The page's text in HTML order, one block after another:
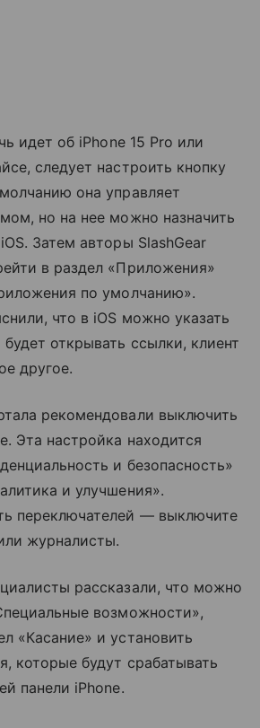
идет об iPhone 15 Pro или
следует настроить кнопку
она управляет
но на нее можно назначить
Затем авторы SlashGear
в раздел «Приложения»
по умолчанию».
что в iOS можно указать
открывать ссылки, клиент
другое.
рекомендовали выключить
Эта настройка находится
и безопасность»
и улучшения».
переключателей — выключите
журналисты.
рассказали, что можно
возможности»,
«Касание» и установить
которые будут срабатывать
панели iPhone.